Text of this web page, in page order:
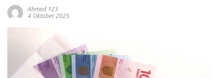
Ahmad 123
4 Oktober 2025